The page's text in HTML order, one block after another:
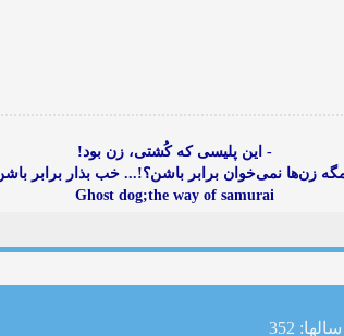
- این پلیسی که کُشتی، زن بود!
زن‌ها نمی‌خوان برابر باشن؟!... خب بذار برابر
Ghost dog;the way of samurai
352